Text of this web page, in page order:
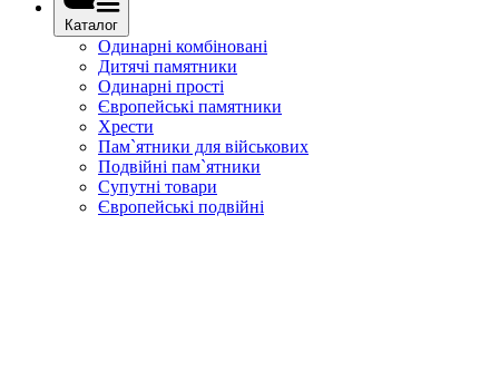
Каталог
Одинарні комбіновані
Дитячі памятники
Одинарні прості
Європейські памятники
Хрести
Пам`ятники для військових
Подвійні пам`ятники
Супутні товари
Європейські подвійні